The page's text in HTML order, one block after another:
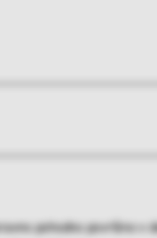
pohodno površino v